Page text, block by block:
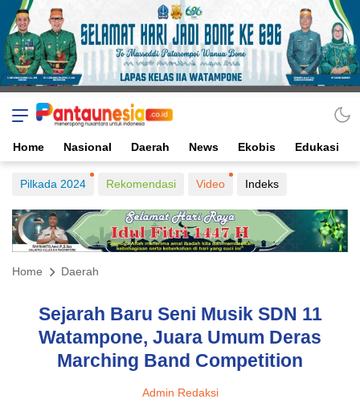
Home Nasional Daerah News Ekobis Edukasi
Pilkada 2024 Rekomendasi Video Indeks
Home Daerah
Sejarah Baru Seni Musik SDN 11
Watampone, Juara Umum Deras
Marching Band Competition
Admin Redaksi